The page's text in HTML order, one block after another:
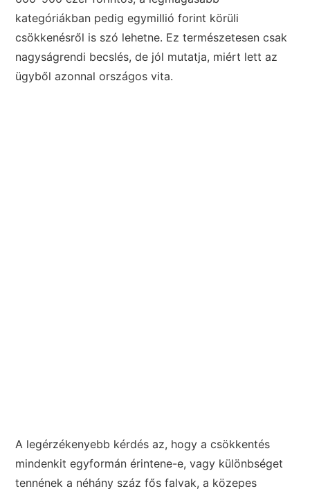
kategóriákban pedig egymillió forint körüli
csökkenésről is szó lehetne. Ez természetesen csak
nagyságrendi becslés, de jól mutatja, miért lett az
ügyből azonnal országos vita.
A legérzékenyebb kérdés az, hogy a csökkentés
mindenkit egyformán érintene-e, vagy különbséget
tennének a néhány száz fős falvak, a közepes